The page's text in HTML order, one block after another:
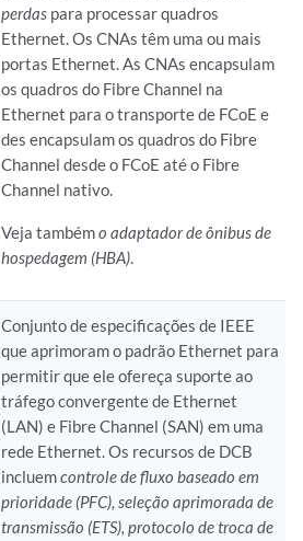
perdas para processar quadros
Ethernet. Os CNAs têm uma ou mais
portas Ethernet. As CNAs encapsulam
os quadros do Fibre Channel na
Ethernet para o transporte de FCoE e
des encapsulam os quadros do Fibre
Channel desde o FCoE até o Fibre
Channel nativo.
Veja tambémo adaptador de ônibus de
hospedagem (HBA).
Conjunto de especificações de IEEE
que aprimoram o padrão Ethernet para
permitir que ele ofereça suporte ao
tráfego convergente de Ethernet
(LAN) e Fibre Channel (SAN) em uma
rede Ethernet. Os recursos de DCB
incluemcontrole de fluxo baseado em
prioridade (PFC), seleção aprimorada de
transmissão (ETS), protocolo de troca de